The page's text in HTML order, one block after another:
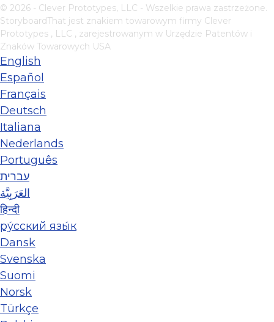
© 2026 - Clever Prototypes, LLC - Wszelkie prawa zastrzeżone.
StoryboardThat jest znakiem towarowym firmy Clever
Prototypes , LLC , zarejestrowanym w Urzędzie Patentów i
Znaków Towarowych USA
English
Español
Français
Deutsch
Italiana
Nederlands
Português
עברית
العَرَبِيَّة
हिन्दी
ру́сский язы́к
Dansk
Svenska
Suomi
Norsk
Türkçe